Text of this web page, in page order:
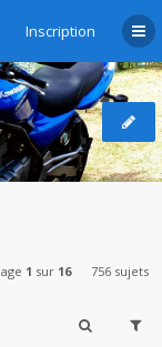
Inscription
1 sur 16 756 sujets